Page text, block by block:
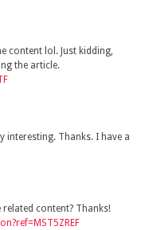
content lol. Just kidding,
the article.
interesting. Thanks. I have a
content? Thanks!